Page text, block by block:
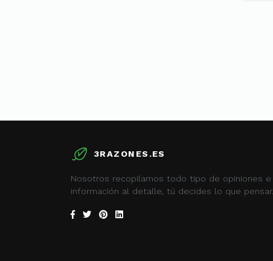
3RAZONES.ES
Nosotros recopilamos todo tipo de opiniones e
información al detalle, tú decides lo que pensar.